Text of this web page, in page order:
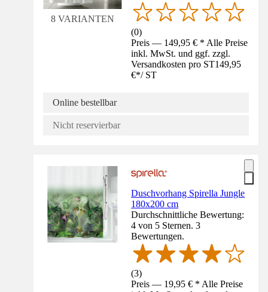
8 VARIANTEN
(0)
Preis — 149,95 € * Alle Preise
inkl. MwSt. und ggf. zzgl.
Versandkosten pro ST149,95
€*/ ST
Online bestellbar
Nicht reservierbar
Duschvorhang Spirella Jungle
180x200 cm
Durchschnittliche Bewertung:
4 von 5 Sternen. 3
Bewertungen.
(3)
Preis — 19,95 € * Alle Preise